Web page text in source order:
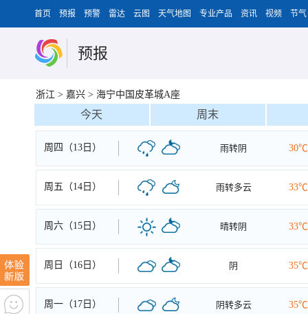
首页 预报 预警 雷达 云图 天气地图 专业产品 资讯 视频 节气
预报
浙江 > 嘉兴 > 海宁中国皮革城A座
今天 周末
周四（13日） 雨转阴 30℃
周五（14日） 雨转多云 33℃
周六（15日） 晴转阴 33℃
周日（16日） 阴 35℃
周一（17日） 阴转多云 35℃